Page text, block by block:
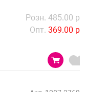
Розн. 485.00 р
Опт. 369.00 р